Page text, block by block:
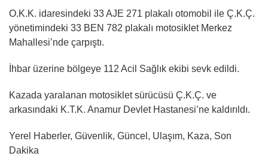
O.K.K. idaresindeki 33 AJE 271 plakalı otomobil ile Ç.K.Ç.
yönetimindeki 33 BEN 782 plakalı motosiklet Merkez
Mahallesi’nde çarpıştı.
İhbar üzerine bölgeye 112 Acil Sağlık ekibi sevk edildi.
Kazada yaralanan motosiklet sürücüsü Ç.K.Ç. ve
arkasındaki K.T.K. Anamur Devlet Hastanesi’ne kaldırıldı.
Yerel Haberler, Güvenlik, Güncel, Ulaşım, Kaza, Son
Dakika